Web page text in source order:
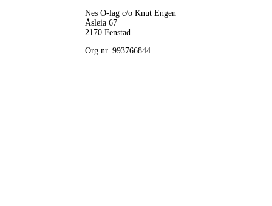
Nes O-lag c/o Knut Engen
Åsleia 67
2170 Fenstad
Org.nr. 993766844